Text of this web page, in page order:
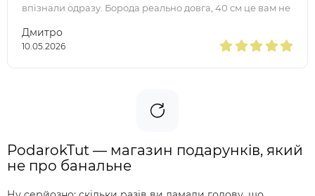
впізнали одразу. Борода реально довга, 40 см це вам не
Дмитро
10.05.2026
PodarokTut — магазин подарунків, який
не про банальне